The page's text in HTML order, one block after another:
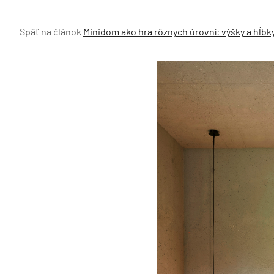
Späť na článok Minidom ako hra rôznych úrovní: výšky a